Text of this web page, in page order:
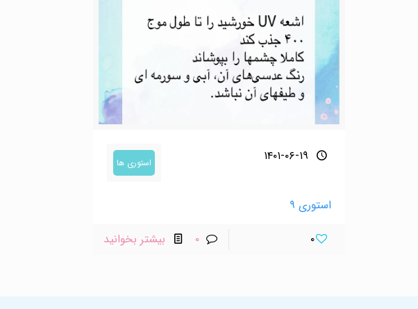
۱۴۰۱-۰۶-۱۹ استوری ها
استوری ۹
۰
۰ بیشتر بخوانید